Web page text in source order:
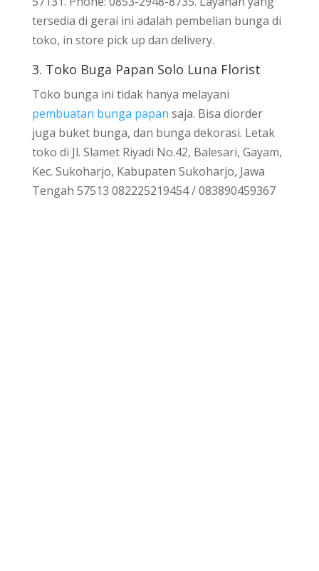
tersedia di gerai ini adalah pembelian bunga di
toko, in store pick up dan delivery.
3. Toko Buga Papan Solo Luna Florist
Toko bunga ini tidak hanya melayani
pembuatan bunga papan saja. Bisa diorder
juga buket bunga, dan bunga dekorasi. Letak
toko di Jl. Slamet Riyadi No.42, Balesari, Gayam,
Kec. Sukoharjo, Kabupaten Sukoharjo, Jawa
Tengah 57513 082225219454 / 083890459367